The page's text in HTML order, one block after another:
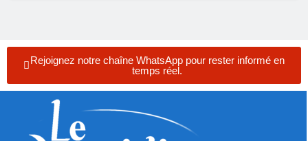
Rejoignez notre chaîne WhatsApp pour rester informé en
temps réel.